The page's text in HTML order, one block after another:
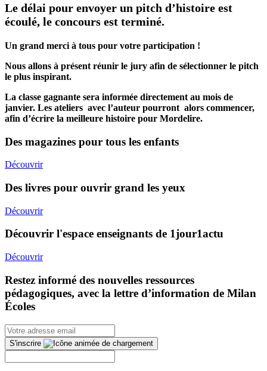
Le délai pour envoyer un pitch d’histoire est
écoulé, le concours est terminé.
Un grand merci à tous pour votre participation !
Nous allons à présent réunir le jury afin de sélectionner le pitch
le plus inspirant.
La classe gagnante sera informée directement au mois de
janvier. Les ateliers avec l’auteur pourront alors commencer,
afin d’écrire la meilleure histoire pour Mordelire.
Des magazines pour tous les enfants
Découvrir
Des livres pour ouvrir grand les yeux
Découvrir
Découvrir l'espace enseignants de 1jour1actu
Découvrir
Restez informé des nouvelles ressources
pédagogiques, avec la lettre d’information de Milan
Écoles
S'inscrire